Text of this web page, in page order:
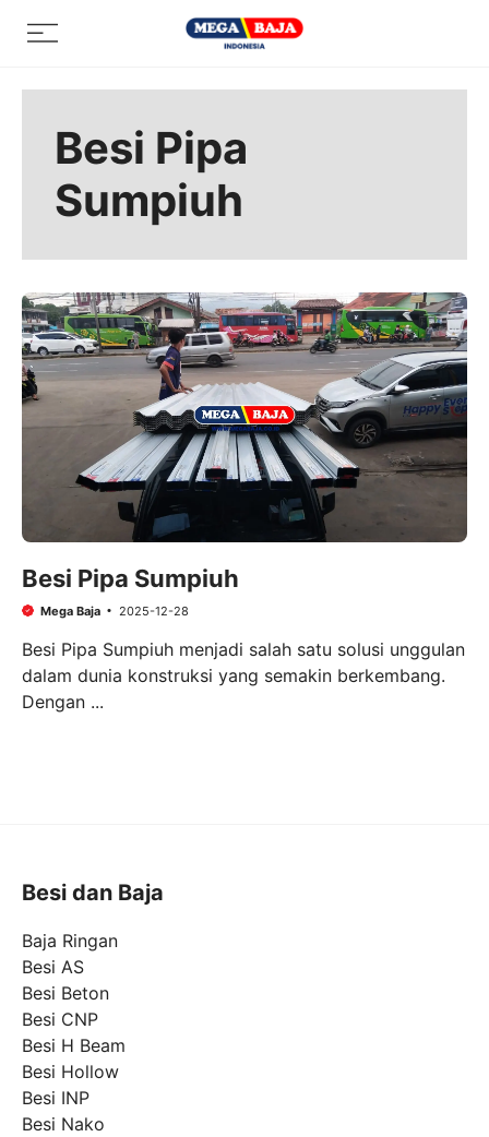
Menu
Besi Pipa
Sumpiuh
Besi Pipa Sumpiuh
Mega Baja 2025-12-28
Besi Pipa Sumpiuh menjadi salah satu solusi unggulan
dalam dunia konstruksi yang semakin berkembang.
Dengan ...
Besi dan Baja
Baja Ringan
Besi AS
Besi Beton
Besi CNP
Besi H Beam
Besi Hollow
Besi INP
Besi Nako